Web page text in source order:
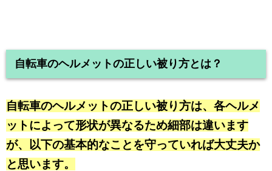
自転車のヘルメットの正しい被り方とは？
自転車のヘルメットの正しい被り方は、各ヘルメ
ットによって形状が異なるため細部は違います
が、以下の基本的なことを守っていれば大丈夫か
と思います。